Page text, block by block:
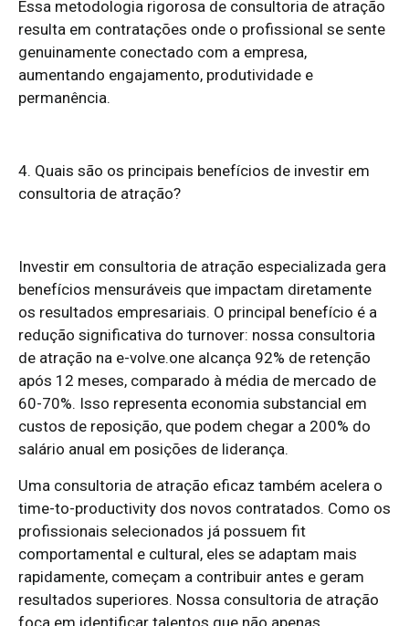
Essa metodologia rigorosa de consultoria de atração
resulta em contratações onde o profissional se sente
genuinamente conectado com a empresa,
aumentando engajamento, produtividade e
permanência.
4. Quais são os principais benefícios de investir em
consultoria de atração?
Investir em consultoria de atração especializada gera
benefícios mensuráveis que impactam diretamente
os resultados empresariais. O principal benefício é a
redução significativa do turnover: nossa consultoria
de atração na e-volve.one alcança 92% de retenção
após 12 meses, comparado à média de mercado de
60-70%. Isso representa economia substancial em
custos de reposição, que podem chegar a 200% do
salário anual em posições de liderança.
Uma consultoria de atração eficaz também acelera o
time-to-productivity dos novos contratados. Como os
profissionais selecionados já possuem fit
comportamental e cultural, eles se adaptam mais
rapidamente, começam a contribuir antes e geram
resultados superiores. Nossa consultoria de atração
foca em identificar talentos que não apenas